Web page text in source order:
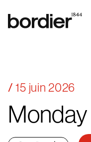
15 juin 2026
Monday